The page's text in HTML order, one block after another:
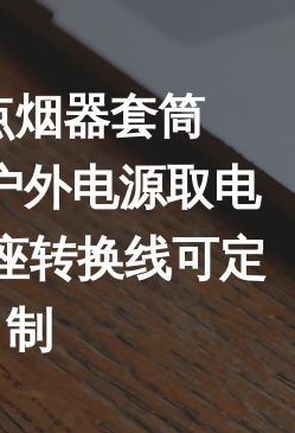
烟器套筒
外电源取电
转换线可定
制